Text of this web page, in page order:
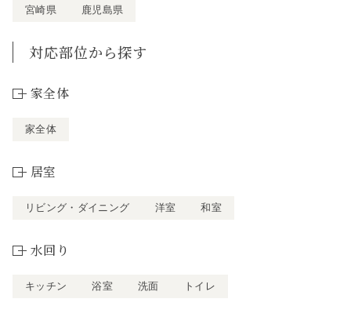
宮崎県
鹿児島県
対応部位から探す
家全体
家全体
居室
リビング・ダイニング 洋室 和室
水回り
キッチン 浴室 洗面 トイレ